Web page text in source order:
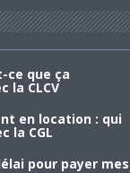
ce que ça
la CLCV
en location : qui
la CGL
pour payer mes